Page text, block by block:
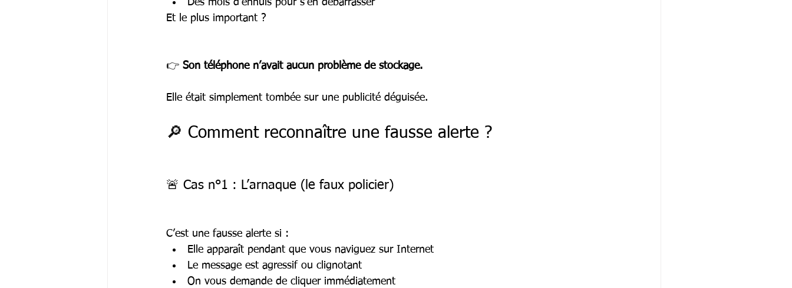
Des mois d’ennuis pour s’en débarrasser
Et le plus important ?
👉 Son téléphone n’avait aucun problème de stockage.
Elle était simplement tombée sur une publicité déguisée.
🔎 Comment reconnaître une fausse alerte ?
🚨 Cas n°1 : L’arnaque (le faux policier)
C’est une fausse alerte si :
Elle apparaît pendant que vous naviguez sur Internet
Le message est agressif ou clignotant
On vous demande de cliquer immédiatement